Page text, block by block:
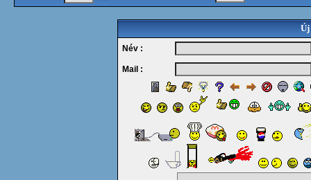
Új
Név :
Mail :